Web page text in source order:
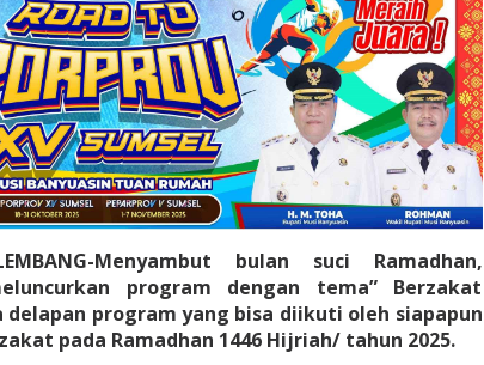
Menyambut bulan suci Ramadhan,
program dengan tema” Berzakat
delapan program yang bisa diikuti oleh siapapun
pada Ramadhan 1446 Hijriah/ tahun 2025.